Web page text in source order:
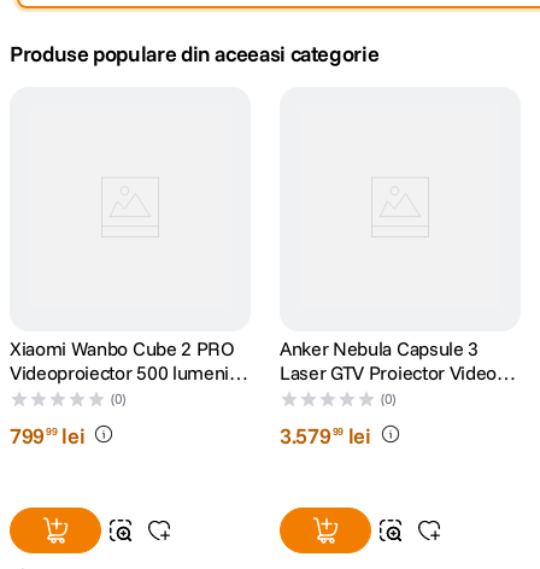
4. peak design
canon sx740 hs
sony fx
card memorie
dji osmo
Produse populare din aceeasi categorie
Xiaomi Wanbo Cube 2 PRO
Videoproiector 500 lumeni
Full HD 1920x1080 Android
TV 11 Verde
(0)
79999 lei
Anker Nebula Capsule 3
Laser GTV Proiector Video
Portabil 1080p WiFi 300
ANSI Lumeni Dolby Digital
Negru
(0)
3.57999 lei